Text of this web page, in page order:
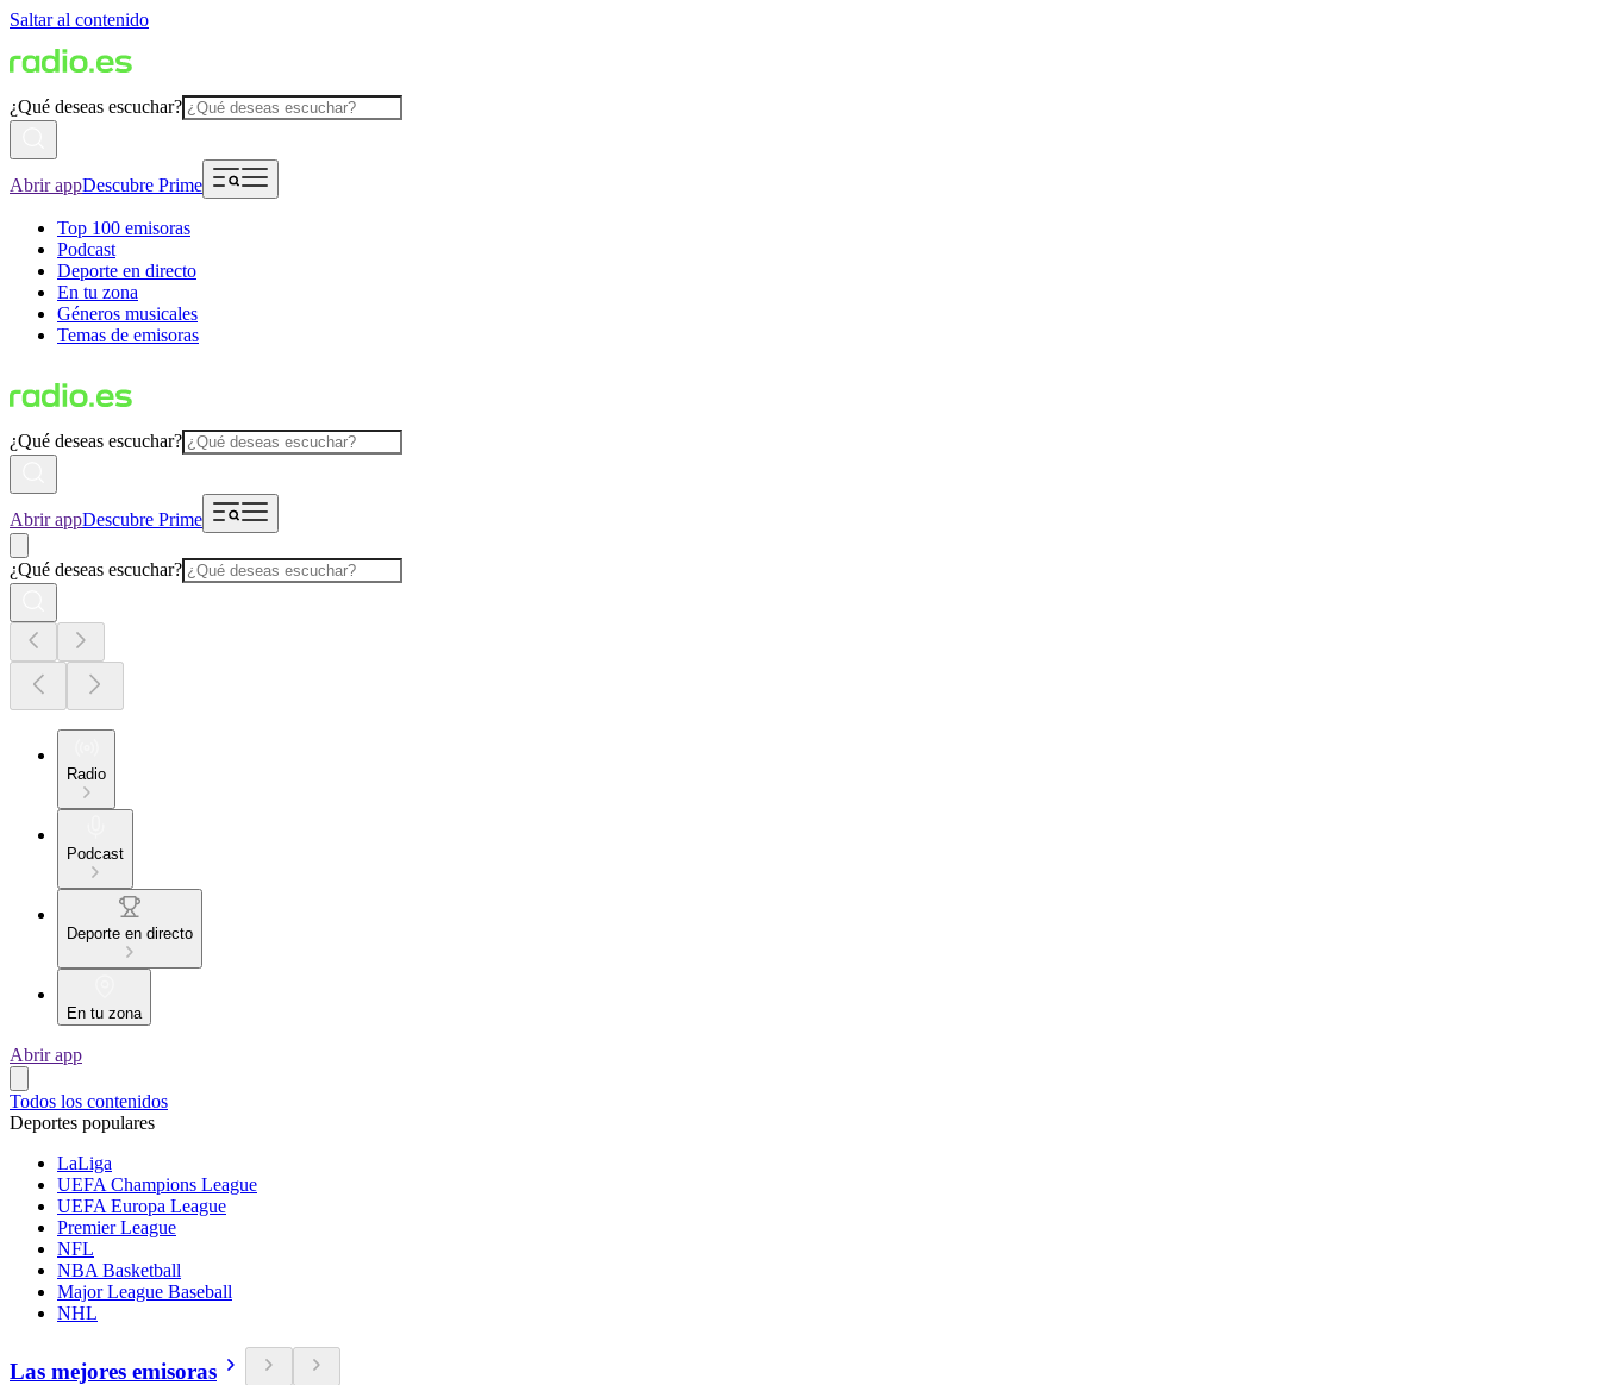
Saltar al contenido
¿Qué deseas escuchar?
Abrir appDescubre Prime
Top 100 emisoras
Podcast
Deporte en directo
En tu zona
Géneros musicales
Temas de emisoras
¿Qué deseas escuchar?
Abrir appDescubre Prime
¿Qué deseas escuchar?
Radio
Podcast
Deporte en directo
En tu zona
Abrir app
Todos los contenidos
Deportes populares
LaLiga
UEFA Champions League
UEFA Europa League
Premier League
NFL
NBA Basketball
Major League Baseball
NHL
Las mejores emisoras